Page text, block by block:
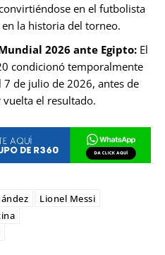
en el futbolista
la historia del torneo.
2026 ante Egipto: El
condicionó temporalmente
de julio de 2026, antes de
el resultado.
Lionel Messi